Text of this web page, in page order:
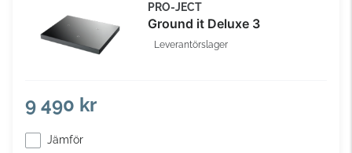
PRO-JECT
Ground it Deluxe 3
Leverantörslager
9 490 kr
Jämför